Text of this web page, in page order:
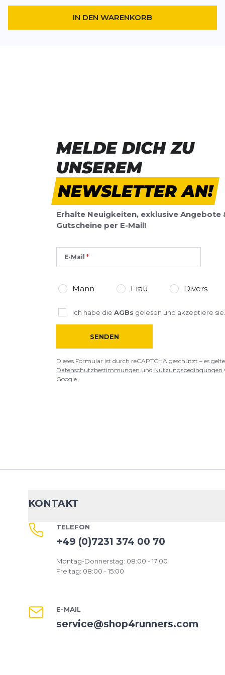
IN DEN WARENKORB
MELDE DICH ZU
UNSEREM
NEWSLETTER AN!
Erhalte Neuigkeiten, exklusive Angebote
Gutscheine per E-Mail!
E-Mail
Mann Frau Divers
Ich habe die AGBs gelesen und akzeptiere sie.
SENDEN
Dieses Formular ist durch reCAPTCHA geschützt – es
Datenschutzbestimmungen und Nutzungsbedingungen
Google.
KONTAKT
TELEFON
+49 (0)7231 374 00 70
Montag-Donnerstag: 08:00 - 17:00
Freitag: 08:00 - 15:00
E-MAIL
service@shop4runners.com